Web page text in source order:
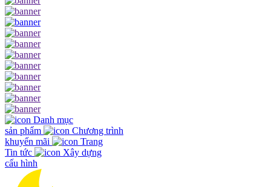
Danh mục
sản phẩm
Chương trình
khuyến mãi
Trang
Tin tức
Xây dựng
cấu hình